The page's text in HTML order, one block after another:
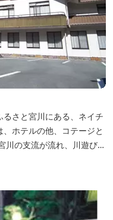
さと宮川にある、ネイチ
ホテルの他、コテージと
ミリーやグループでもア
したフレンチフルコース